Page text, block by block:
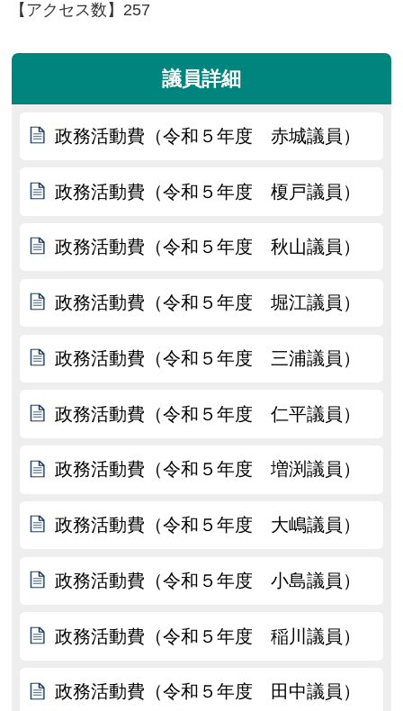
【アクセス数】 257
議員詳細
政務活動費（令和５年度 赤城議員）
政務活動費（令和５年度 榎戸議員）
政務活動費（令和５年度 秋山議員）
政務活動費（令和５年度 堀江議員）
政務活動費（令和５年度 三浦議員）
政務活動費（令和５年度 仁平議員）
政務活動費（令和５年度 増渕議員）
政務活動費（令和５年度 大嶋議員）
政務活動費（令和５年度 小島議員）
政務活動費（令和５年度 稲川議員）
政務活動費（令和５年度 田中議員）